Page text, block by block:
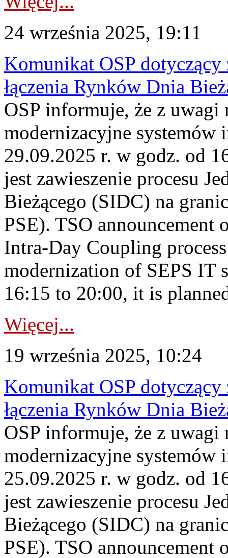
24 września 2025, 19:11
Komunikat OSP dotyczący
łączenia Rynków Dnia
OSP informuje, że z uwagi
modernizacyjne systemów
29.09.2025 r. w godz. od
jest zawieszenie procesu
Bieżącego (SIDC) na
PSE). TSO announcement
Intra-Day Coupling
modernization of SEPS IT
16:15 to 20:00, it is
Więcej...
19 września 2025, 10:24
Komunikat OSP dotyczący
łączenia Rynków Dnia
OSP informuje, że z uwagi
modernizacyjne systemów
25.09.2025 r. w godz. od
jest zawieszenie procesu
Bieżącego (SIDC) na
PSE). TSO announcement